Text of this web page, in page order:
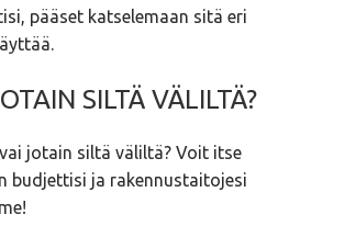
pääset katselemaan sitä eri
SILTÄ VÄLILTÄ?
jotain siltä väliltä? Voit itse
budjettisi ja rakennustaitojesi